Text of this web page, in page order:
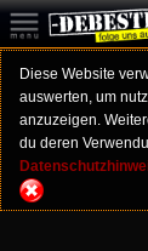
Diese Website
auswerten, um
anzuzeigen.
du deren